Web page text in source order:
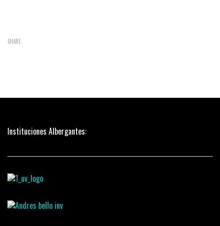
SHARE
Instituciones Albergantes: